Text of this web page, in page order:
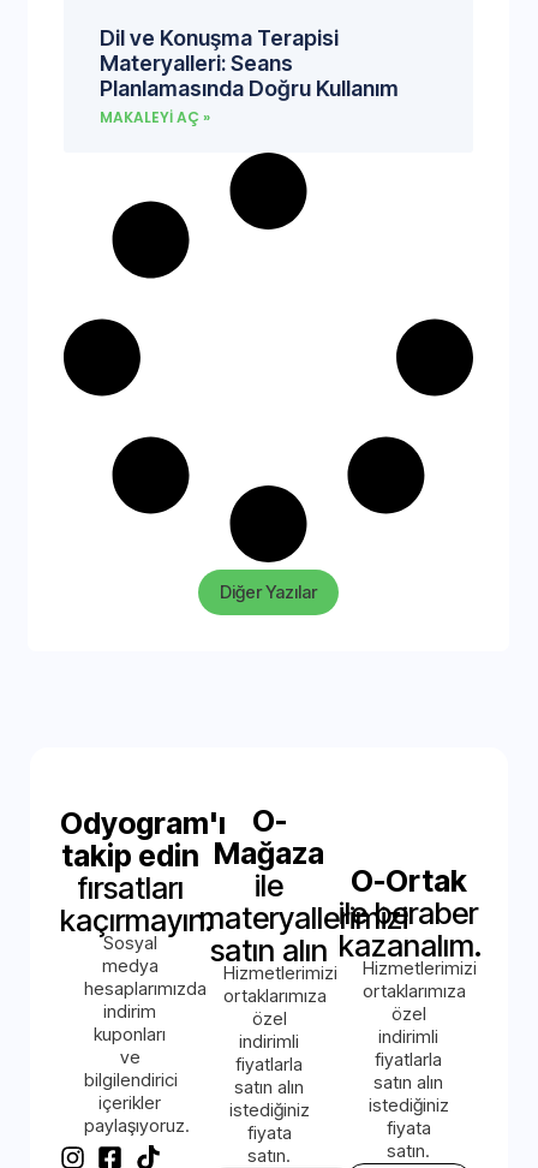
Dil ve Konuşma Terapisi
Materyalleri: Seans
Planlamasında Doğru Kullanım
MAKALEYI AÇ »
Diğer Yazılar
Odyogram'ı
takip edin
fırsatları
kaçırmayın.
Sosyal
medya
hesaplarımızda
indirim
kuponları
ve
bilgilendirici
içerikler
paylaşıyoruz.
O-
Mağaza
ile
materyallerimizi
satın alın
Hizmetlerimizi
ortaklarımıza
özel
indirimli
fiyatlarla
satın alın
istediğiniz
fiyata
satın.
O-Ortak
ile beraber
kazanalım.
Hizmetlerimizi
ortaklarımıza
özel
indirimli
fiyatlarla
satın alın
istediğiniz
fiyata
satın.